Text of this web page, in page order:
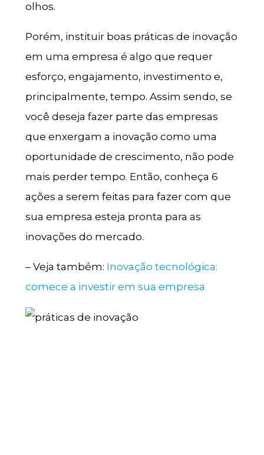
olhos.
Porém, instituir boas práticas de inovação
em uma empresa é algo que requer
esforço, engajamento, investimento e,
principalmente, tempo. Assim sendo, se
você deseja fazer parte das empresas
que enxergam a inovação como uma
oportunidade de crescimento, não pode
mais perder tempo. Então, conheça 6
ações a serem feitas para fazer com que
sua empresa esteja pronta para as
inovações do mercado.
– Veja também: Inovação tecnológica:
comece a investir em sua empresa